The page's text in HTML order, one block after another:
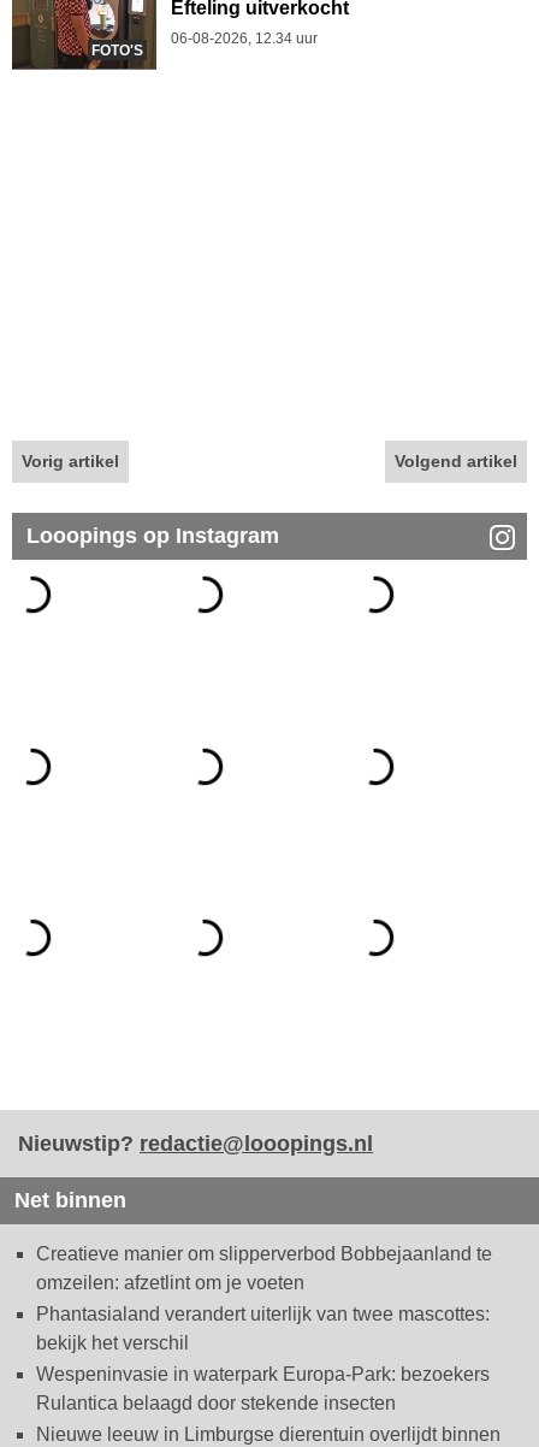
FOTO'S
Efteling uitverkocht
06-08-2026, 12.34 uur
Vorig artikel Volgend artikel
Looopings op Instagram
Nieuwstip? redactie@looopings.nl
Net binnen
Creatieve manier om slipperverbod Bobbejaanland te
omzeilen: afzetlint om je voeten
Phantasialand verandert uiterlijk van twee mascottes:
bekijk het verschil
Wespeninvasie in waterpark Europa-Park: bezoekers
Rulantica belaagd door stekende insecten
Nieuwe leeuw in Limburgse dierentuin overlijdt binnen